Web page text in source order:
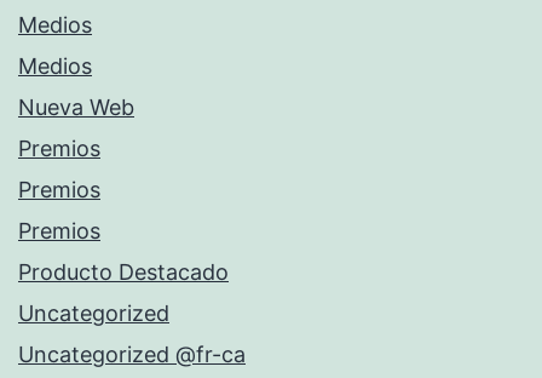
Medios
Medios
Nueva Web
Premios
Premios
Premios
Producto Destacado
Uncategorized
Uncategorized @fr-ca